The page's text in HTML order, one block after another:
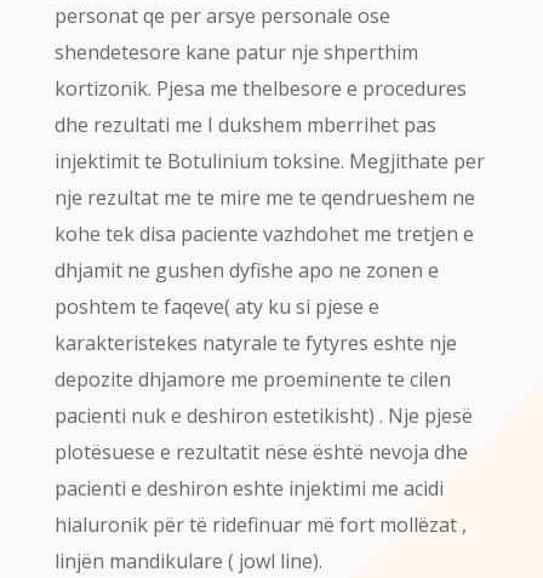
personat qe per arsye personale ose
shendetesore kane patur nje shperthim
kortizonik. Pjesa me thelbesore e procedures
dhe rezultati me I dukshem mberrihet pas
injektimit te Botulinium toksine. Megjithate per
nje rezultat me te mire me te qendrueshem ne
kohe tek disa paciente vazhdohet me tretjen e
dhjamit ne gushen dyfishe apo ne zonen e
poshtem te faqeve( aty ku si pjese e
karakteristekes natyrale te fytyres eshte nje
depozite dhjamore me proeminente te cilen
pacienti nuk e deshiron estetikisht) . Nje pjesë
plotësuese e rezultatit nëse është nevoja dhe
pacienti e deshiron eshte injektimi me acidi
hialuronik për të ridefinuar më fort mollëzat ,
linjën mandikulare ( jowl line).